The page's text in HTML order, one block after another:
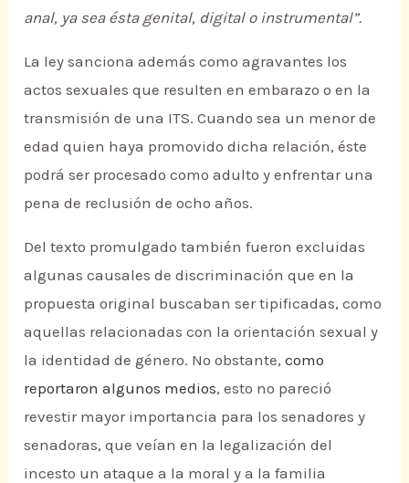
anal, ya sea ésta genital, digital o instrumental”.
La ley sanciona además como agravantes los
actos sexuales que resulten en embarazo o en la
transmisión de una ITS. Cuando sea un menor de
edad quien haya promovido dicha relación, éste
podrá ser procesado como adulto y enfrentar una
pena de reclusión de ocho años.
Del texto promulgado también fueron excluidas
algunas causales de discriminación que en la
propuesta original buscaban ser tipificadas, como
aquellas relacionadas con la orientación sexual y
la identidad de género. No obstante,como
reportaron algunos medios, esto no pareció
revestir mayor importancia para los senadores y
senadoras, que veían en la legalización del
incesto un ataque a la moral y a la familia